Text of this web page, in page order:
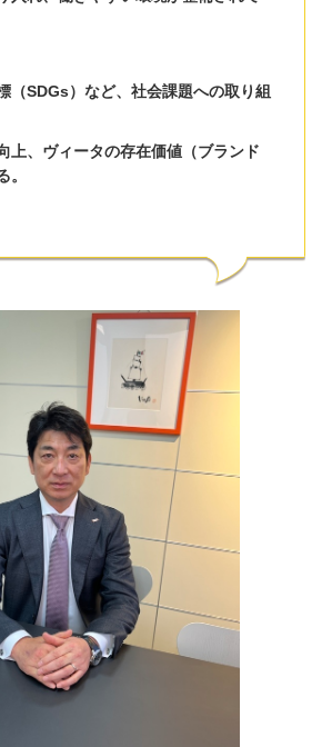
（SDGs）など、社会課題への取り組
上、ヴィータの存在価値（ブランド
。